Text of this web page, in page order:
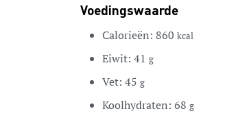
Voedingswaarde
Calorieën: 860 kcal
Eiwit: 41 g
Vet: 45 g
Koolhydraten: 68 g